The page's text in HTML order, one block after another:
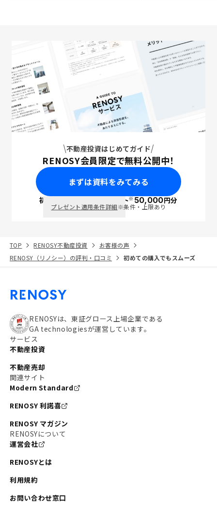
不動産投資はじめてガイド
RENOSY会員限定で無料公開中！
まずは資料をみてみる
初回面談で ポイント※50,000円分
プレゼント適用条件詳細※条件・上限あり
TOP RENOSY不動産投資
お客様の声
RENOSY（リノシー）の評判・口コミ
初めての購入でもスムーズ
RENOSYは、東証グロース上場企業である
GA technologiesが運営しています。
サービス
不動産投資
不動産売却
関連サイト
Modern Standard
RENOSY 利諾喜
RENOSY マガジン
RENOSYについて
運営会社
RENOSYとは
利用規約
お問い合わせ窓口